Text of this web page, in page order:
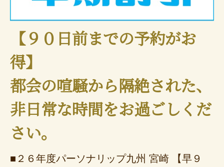
【９０日前までの予約がお
得】
都会の喧騒から隔絶された、
非日常な時間をお過ごしくだ
さい。
■２６年度パーソナリップ九州 宮崎 【早９